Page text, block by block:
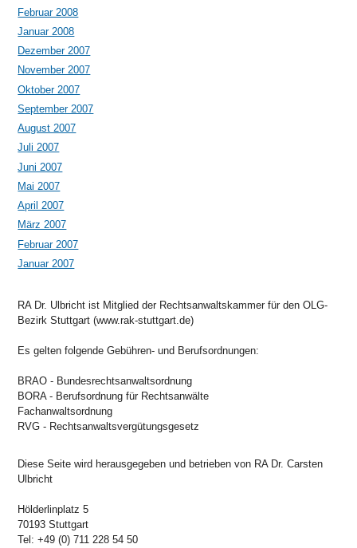
Februar 2008
Januar 2008
Dezember 2007
November 2007
Oktober 2007
September 2007
August 2007
Juli 2007
Juni 2007
Mai 2007
April 2007
März 2007
Februar 2007
Januar 2007
RA Dr. Ulbricht ist Mitglied der Rechtsanwaltskammer für den OLG-
Bezirk Stuttgart (www.rak-stuttgart.de)
Es gelten folgende Gebühren- und Berufsordnungen:
BRAO - Bundesrechtsanwaltsordnung
BORA - Berufsordnung für Rechtsanwälte
Fachanwaltsordnung
RVG - Rechtsanwaltsvergütungsgesetz
Diese Seite wird herausgegeben und betrieben von RA Dr. Carsten
Ulbricht
Hölderlinplatz 5
70193 Stuttgart
Tel: +49 (0) 711 228 54 50